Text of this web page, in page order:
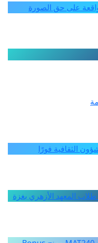
على حق الصورة
الثقافية فورًا
طلاب المعهد الأزهري بغزة